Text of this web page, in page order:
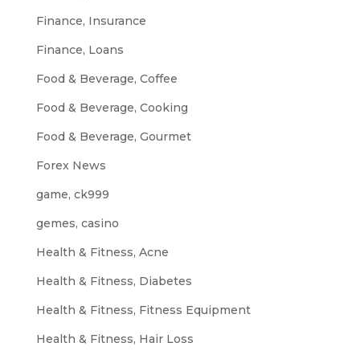
Finance, Insurance
Finance, Loans
Food & Beverage, Coffee
Food & Beverage, Cooking
Food & Beverage, Gourmet
Forex News
game, ck999
gemes, casino
Health & Fitness, Acne
Health & Fitness, Diabetes
Health & Fitness, Fitness Equipment
Health & Fitness, Hair Loss